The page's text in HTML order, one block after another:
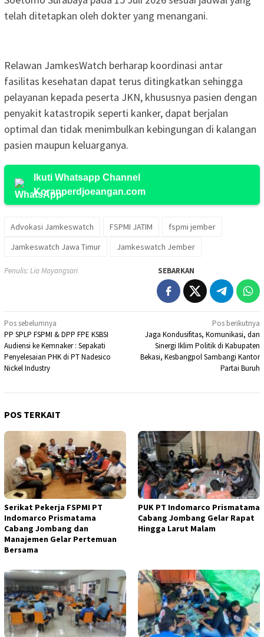
telah ditetapkan oleh dokter yang menangani.
Relawan JamkesWatch berharap koordinasi antar
fasilitas kesehatan dapat terus ditingkatkan sehingga
pelayanan kepada peserta JKN, khususnya pasien dengan
penyakit katastropik seperti kanker, dapat berjalan
optimal dan tidak menimbulkan kebingungan di kalangan
pasien maupun keluarganya.
Ikuti Whatsapp Channel
Koranperdjoeangan.com
Advokasi Jamkeswatch FSPMI JATIM
fspmi jember
Jamkeswatch Jawa Timur
Jamkeswatch Jember
Penulis: Lia Mayangsari SEBARKAN
Navigasi
pos
Pos sebelumnya
PP SPLP FSPMI & DPP FPE KSBSI
Audiensi ke Kemnaker : Sepakati
Penyelesaian PHK di PT Nadesico
Nickel Industry
Pos berikutnya
Jaga Kondusifitas, Komunikasi, dan
Sinergi Iklim Politik di Kabupaten
Bekasi, Kesbangpol Sambangi Kantor
Partai Buruh
POS TERKAIT
Serikat Pekerja FSPMI PT
Indomarco Prismatama
Cabang Jombang dan
Manajemen Gelar Pertemuan
Bersama
PUK PT Indomarco Prismatama
Cabang Jombang Gelar Rapat
Hingga Larut Malam